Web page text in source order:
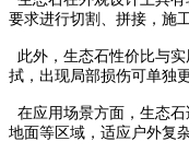
要求进行切割、拼接，施
此外，生态石性价比与
拭，出现局部损伤可单独
在应用场景方面，生态
地面等区域，适应户外复